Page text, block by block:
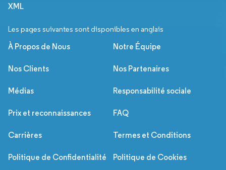
XML
Les pages suivantes sont disponibles en anglais
À Propos de Nous Notre Équipe
Nos Clients Nos Partenaires
Médias Responsabilité sociale
Prix et reconnaissances FAQ
Carrières Termes et Conditions
Politique de Confidentialité Politique de Cookies